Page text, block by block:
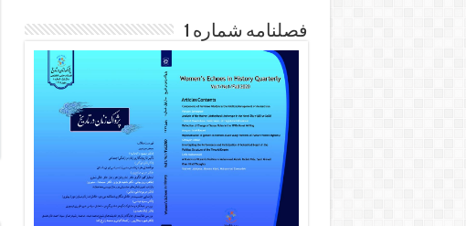
فصلنامه شماره 1